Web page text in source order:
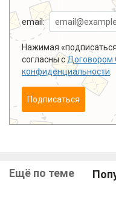
email:
Нажимая
согласны сДоговором
конфиденциальности
Подписаться
Ещё по теме